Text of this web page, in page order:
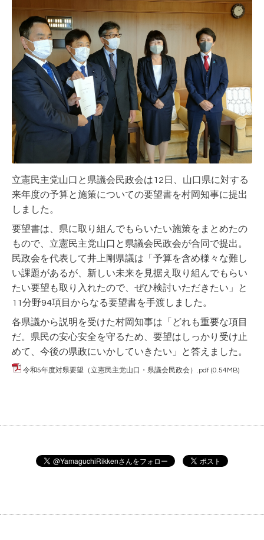
立憲民主党山口と県議会民政会は12日、山口県に対する
来年度の予算と施策についての要望書を村岡知事に提出
しました。
要望書は、県に取り組んでもらいたい施策をまとめたの
もので、立憲民主党山口と県議会民政会が合同で提出。
民政会を代表して井上剛県議は「予算を含め様々な難し
い課題があるが、新しい未来を見据え取り組んでもらい
たい要望も取り入れたので、ぜひ検討いただきたい」と
11分野94項目からなる要望書を手渡しました。
各県議から説明を受けた村岡知事は「どれも重要な項目
だ。県民の安心安全を守るため、要望はしっかり受け止
めて、今後の県政にいかしていきたい」と答えました。
令和5年度対県要望（立憲民主党山口・県議会民政会）.pdf (0.54MB)